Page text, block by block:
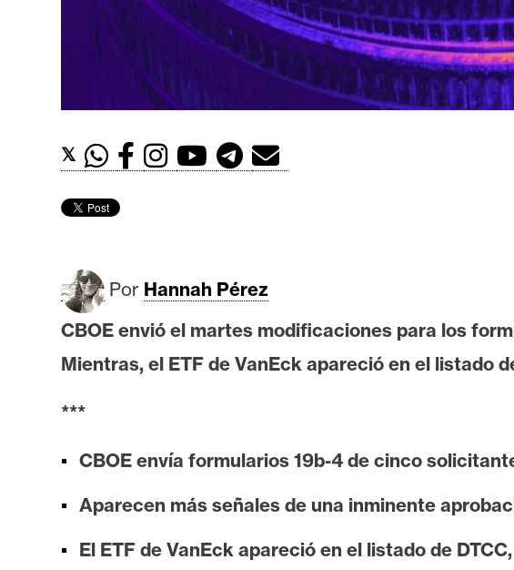
e
u
m
A
á
i
i
N
𝕏
Por Hannah Pérez
CBOE envió el martes modificaciones para los
Mientras, el ETF de VanEck apareció en el listado
***
CBOE envía formularios 19b-4 de cinco
Aparecen más señales de una inminente
El ETF de VanEck apareció en el listado de